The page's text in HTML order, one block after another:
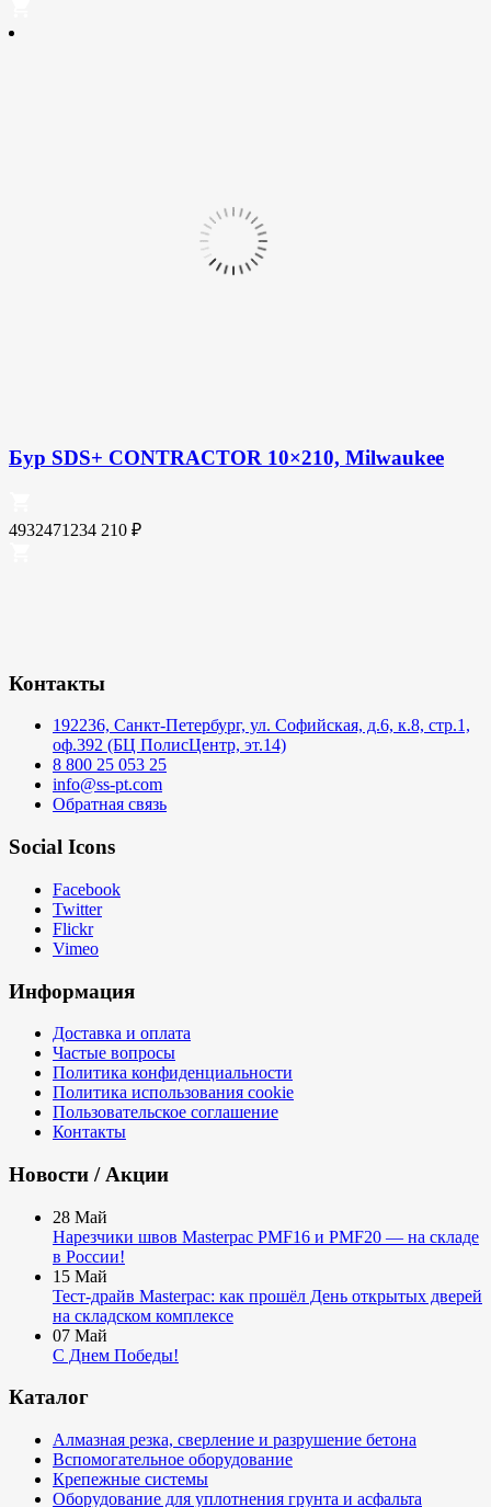
Бур SDS+ CONTRACTOR 10×210, Milwaukee
4932471234 210 ₽
Контакты
192236, Санкт-Петербург, ул. Софийская, д.6, к.8, стр.1,
оф.392 (БЦ ПолисЦентр, эт.14)
8 800 25 053 25
info@ss-pt.com
Обратная связь
Social Icons
Facebook
Twitter
Flickr
Vimeo
Информация
Доставка и оплата
Частые вопросы
Политика конфиденциальности
Политика использования cookie
Пользовательское соглашение
Контакты
Новости / Акции
28 Май
Нарезчики швов Masterpac PMF16 и PMF20 — на складе
в России!
15 Май
Тест-драйв Masterpac: как прошёл День открытых дверей
на складском комплексе
07 Май
С Днем Победы!
Каталог
Алмазная резка, сверление и разрушение бетона
Вспомогательное оборудование
Крепежные системы
Оборудование для уплотнения грунта и асфальта